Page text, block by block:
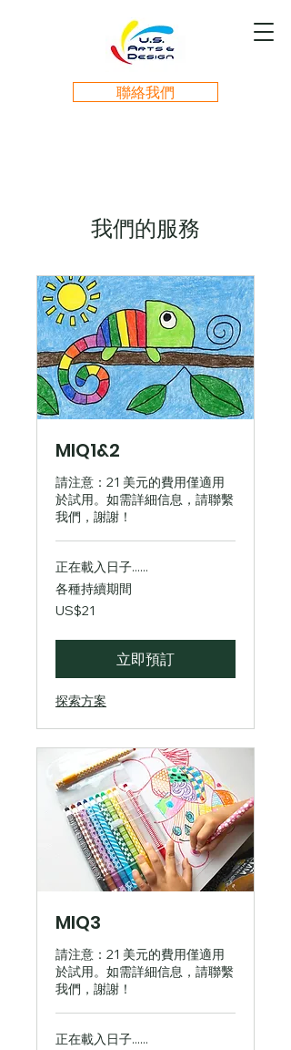
聯絡我們
我們的服務
MIQ1&2
請注意：21 美元的費用僅適用
於試用。如需詳細信息，請聯繫
我們，謝謝！
正在載入日子......
各種持續期間
21
美
US$21
立即預訂
探索方案
MIQ3
請注意：21 美元的費用僅適用
於試用。如需詳細信息，請聯繫
我們，謝謝！
正在載入日子......